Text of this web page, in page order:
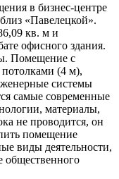
в бизнес-центре
«Павелецкой».
кв. м и
офисного здания.
Помещение с
(4 м),
системы
самые современные
материалы,
не проводится, он
помещение
виды деятельности,
общественного